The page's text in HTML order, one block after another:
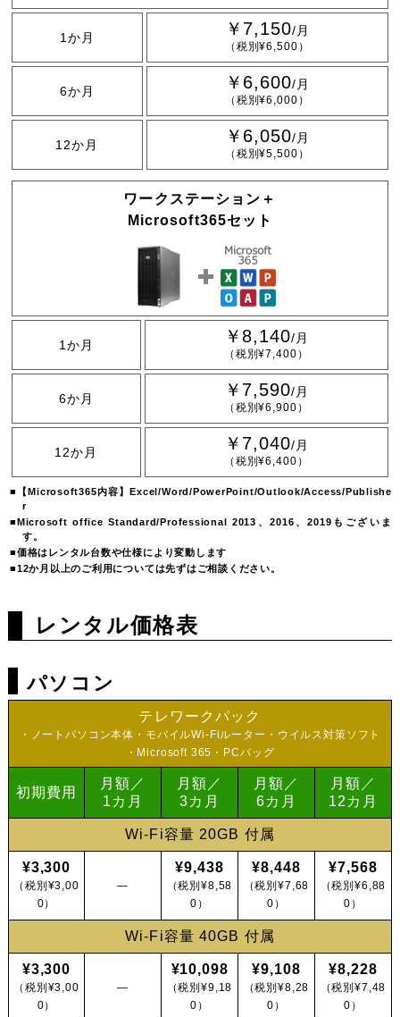
1か月 ￥7,150/月
（税別¥6,500）
6か月 ￥6,600/月
（税別¥6,000）
12か月 ￥6,050/月
（税別¥5,500）
ワークステーション＋
Microsoft365セット
1か月 ￥8,140/月
（税別¥7,400）
6か月 ￥7,590/月
（税別¥6,900）
12か月 ￥7,040/月
（税別¥6,400）
【Microsoft365内容】Excel/Word/PowerPoint/Outlook/Access/Publishe
r
Microsoft office Standard/Professional 2013、2016、2019もございま
す。
価格はレンタル台数や仕様により変動します
12か月以上のご利用については先ずはご相談ください。
レンタル価格表
パソコン
テレワークパック
ノートパソコン本体 モバイルWi-Fiルーター
ウイルス対策ソフト
Microsoft 365
PCバッグ
初期費用
月額／
1カ月
月額／
3カ月
月額／
6カ月
月額／
12カ月
Wi-Fi容量 20GB 付属
¥3,300
（税別¥3,00
0）
―
¥9,438
（税別¥8,58
0）
¥8,448
（税別¥7,68
0）
¥7,568
（税別¥6,88
0）
Wi-Fi容量 40GB 付属
¥3,300
（税別¥3,00
0）
―
¥10,098
（税別¥9,18
0）
¥9,108
（税別¥8,28
0）
¥8,228
（税別¥7,48
0）